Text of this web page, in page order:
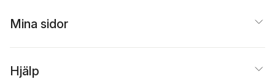
Mina sidor
Hjälp